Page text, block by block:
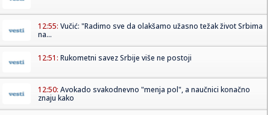
12:55: Vučić: "Radimo sve da olakšamo užasno težak život Srbima
na...
12:51: Rukometni savez Srbije više ne postoji
12:50: Avokado svakodnevno "menja pol", a naučnici konačno
znaju kako